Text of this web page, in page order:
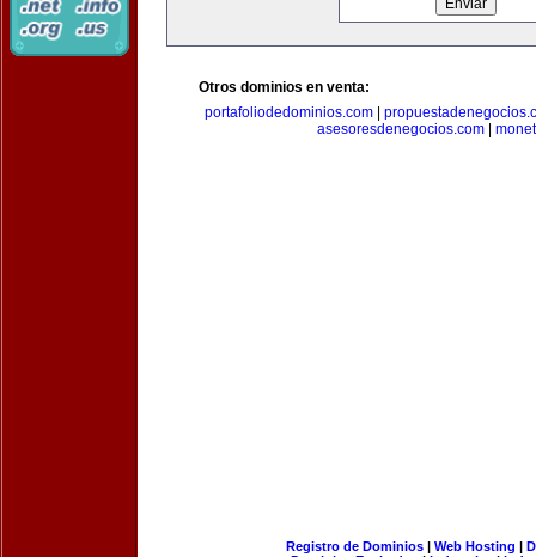
Otros dominios en venta:
portafoliodedominios.com|
asesoresdenegocios.com
Registro de Dominios| Web Hosting |